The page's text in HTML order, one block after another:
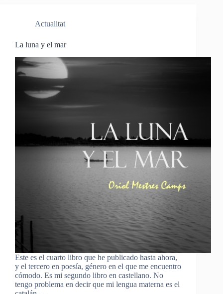
Actualitat
La luna y el mar
Este es el cuarto libro que he publicado hasta ahora,
y el tercero en poesía, género en el que me encuentro
cómodo. Es mi segundo libro en castellano. No
tengo problema en decir que mi lengua materna es el